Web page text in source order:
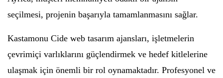
seçilmesi, projenin başarıyla tamamlanmasını sağlar.
Kastamonu Cide web tasarım ajansları, işletmelerin
çevrimiçi varlıklarını güçlendirmek ve hedef kitlelerine
ulaşmak için önemli bir rol oynamaktadır. Profesyonel ve